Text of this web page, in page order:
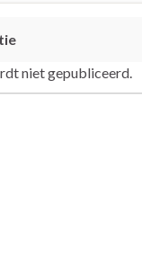
niet gepubliceerd.